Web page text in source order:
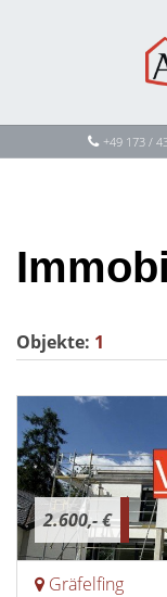
+49 173 /
Objekte: 1
2.600,- €
Gräfelfing